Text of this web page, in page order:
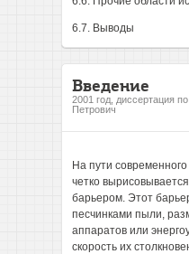
6.7. Выводы
Введение
2001 год, диссертация
Петрович
На пути
четко
барьером. Этот
песчинками пыли,
аппаратов или
скорость их